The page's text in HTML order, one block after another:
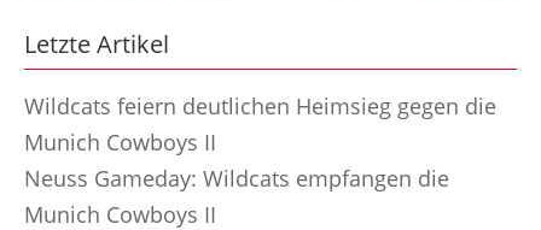
Letzte Artikel
Wildcats feiern deutlichen Heimsieg gegen die
Munich Cowboys II
Neuss Gameday: Wildcats empfangen die
Munich Cowboys II